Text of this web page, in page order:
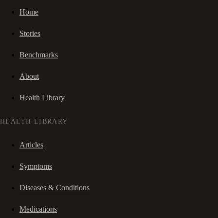
Home
Stories
Benchmarks
About
Health Library
HEALTH LIBRARY
Articles
Symptoms
Diseases & Conditions
Medications